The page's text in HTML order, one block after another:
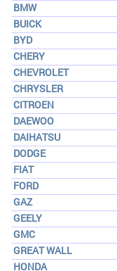
BMW
BUICK
BYD
CHERY
CHEVROLET
CHRYSLER
CITROEN
DAEWOO
DAIHATSU
DODGE
FIAT
FORD
GAZ
GEELY
GMC
GREAT WALL
HONDA